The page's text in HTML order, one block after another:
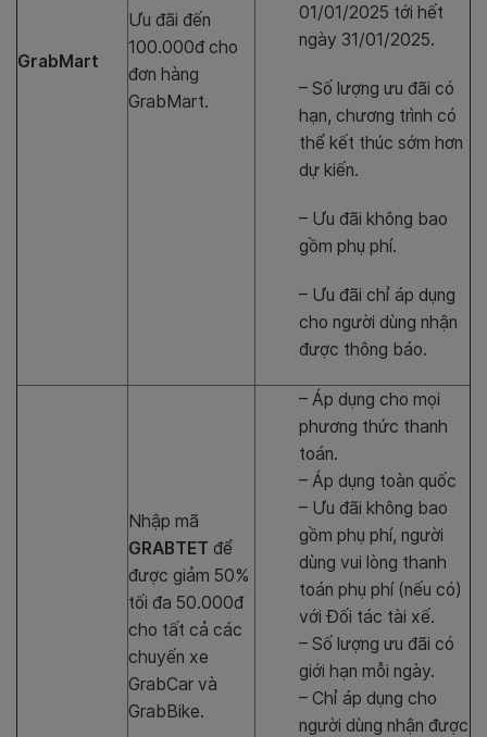
GrabMart
Ưu đãi đến
100.000đ cho
đơn hàng
GrabMart.
01/01/2025 tới hết
ngày 31/01/2025.
– Số lượng ưu đãi có
hạn, chương trình có
thể kết thúc sớm hơn
dự kiến.
– Ưu đãi không bao
gồm phụ phí.
– Ưu đãi chỉ áp dụng
cho người dùng nhận
được thông báo.
Nhập mã
GRABTET để
được giảm 50%
tối đa 50.000đ
cho tất cả các
chuyến xe
GrabCar và
GrabBike.
– Áp dụng cho mọi
phương thức thanh
toán.
– Áp dụng toàn quốc
– Ưu đãi không bao
gồm phụ phí, người
dùng vui lòng thanh
toán phụ phí (nếu có)
với Đối tác tài xế.
– Số lượng ưu đãi có
giới hạn mỗi ngày.
– Chỉ áp dụng cho
người dùng nhận được